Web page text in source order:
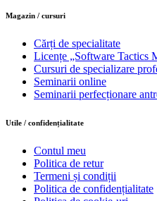
Magazin / cursuri
Cărți de specialitate
Licențe „Software Tactics
Cursuri de specializare
Seminarii online
Seminarii perfecționare
Utile / confidențialitate
Contul meu
Politica de retur
Termeni și condiții
Politica de confidențialitate